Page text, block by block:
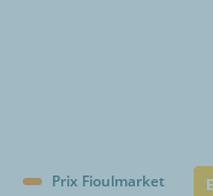
Prix Fioulmarket